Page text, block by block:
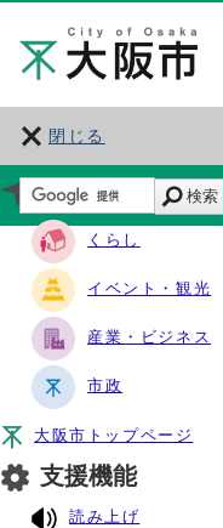
閉じる
サイト・ナビ
くらし
イベント・観光
産業・ビジネス
市政
大阪市トップページ
支援機能
読み上げ
検索